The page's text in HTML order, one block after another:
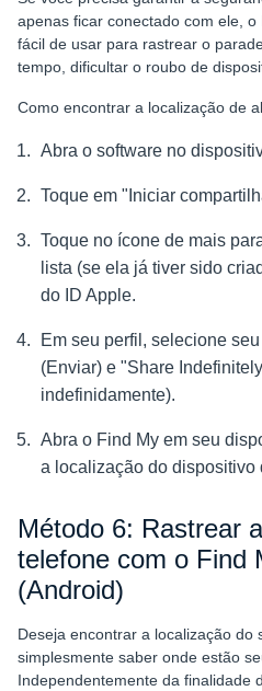
apenas ficar conectado com ele,
fácil de usar para rastrear o
tempo, dificultar o roubo de
Como encontrar a localização de
Abra o software no
Toque em "Iniciar
Toque no ícone de mais
lista (se ela já tiver sido
do ID Apple.
Em seu perfil, selecione
(Enviar) e "Share
indefinidamente).
Abra o Find My em seu
a localização do dispositivo
Método 6: Rastrear
telefone com o Find
(Android)
Deseja encontrar a localização do
simplesmente saber onde estão
Independentemente da finalidade